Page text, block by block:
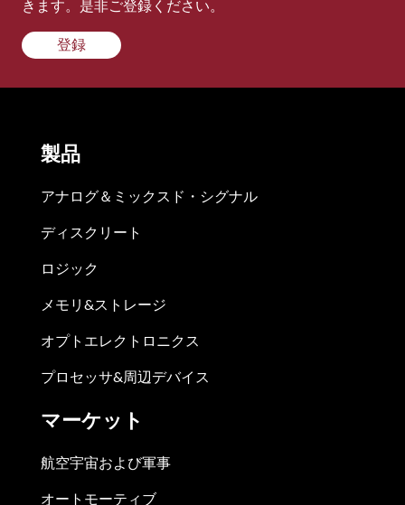
きます。是非ご登録ください。
登録
製品
アナログ＆ミックスド・シグナル
ディスクリート
ロジック
メモリ&ストレージ
オプトエレクトロニクス
プロセッサ&周辺デバイス
マーケット
航空宇宙および軍事
オートモーティブ